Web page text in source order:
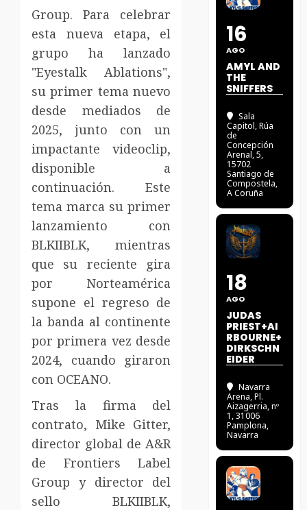
Group. Para celebrar
esta nueva etapa, el
grupo ha lanzado
"Eyestalk Ablations",
su primer tema nuevo
desde mediados de
2025, junto con un
impactante videoclip,
disponible a
continuación. Este
tema marca su primer
lanzamiento con
BLKIIBLK, mientras
que su reciente gira
por Norteamérica
supone el regreso de
la banda al continente
por primera vez desde
2024, cuando giraron
con OCEANO.
Tras la firma del
contrato, Mike Gitter,
director global de A&R
de Frontiers Label
Group y director del
sello BLKIIBLK,
16
AGO
AMYL AND
THE
SNIFFERS
Sala
Capitol, Rúa
de
Concepción
Arenal, 5,
15702
Santiago de
Compostela,
A Coruña
18
AGO
JUDAS
PRIEST+AI
RBOURNE+
DIRKSCHN
EIDER
Navarra
Arena, Pl.
Aizagerria, nº
1, 31006
Pamplona,
Navarra